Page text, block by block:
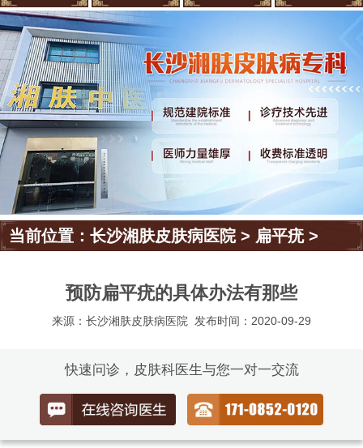
当前位置：长沙湘肤皮肤病医院> 扁平疣>
预防扁平疣的具体办法有那些
来源：长沙湘肤皮肤病医院 发布时间：2020-09-29
快速问诊，皮肤科医生与您一对一交流